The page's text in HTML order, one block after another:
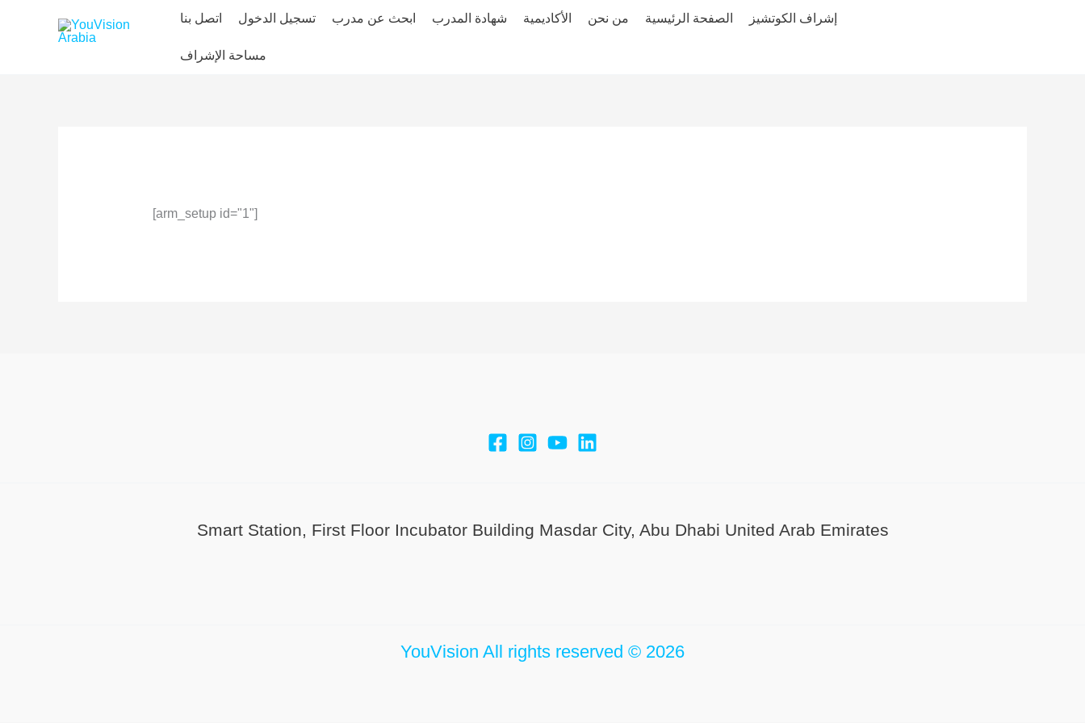
اتصل بنا تسجيل الدخول ابحث عن مدرب شهادة المدرب الأكاديمية من نحن الصفحة الرئيسية إشراف الكوتشيز
مساحة الإشراف
[arm_setup id="1"]
Smart Station, First Floor Incubator Building Masdar City, Abu Dhabi United Arab Emirates
YouVision All rights reserved © 2026